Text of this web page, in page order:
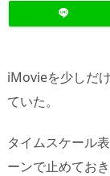
iMovieを少しだ
ていた。
タイムスケール
ーンで止めてお